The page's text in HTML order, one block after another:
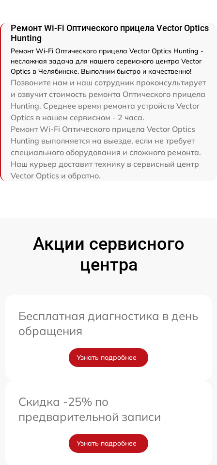
Ремонт Wi-Fi Оптического прицела Vector Optics
Hunting
Ремонт Wi-Fi Оптического прицела Vector Optics Hunting -
несложная задача для нашего сервисного центра Vector
Optics в Челябинске. Выполним быстро и качественно!
Позвоните нам и наш сотрудник проконсультирует
и озвучит стоимость ремонта Оптического прицела
Hunting. Среднее время ремонта устройств Vector
Optics в нашем сервисном - 2 часа.
Ремонт Wi-Fi Оптического прицела Vector Optics
Hunting выполняется на выезде, если не требует
специального оборудования и сложного ремонта.
Наш курьер доставит технику в сервисный центр
Vector Optics и обратно.
Акции сервисного
центра
Бесплатная диагностика в день
обращения
Узнать подробнее
Скидка -25% по
предварительной записи
Узнать подробнее